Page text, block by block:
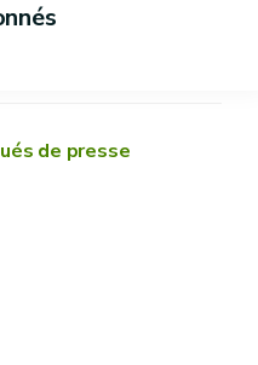
de presse